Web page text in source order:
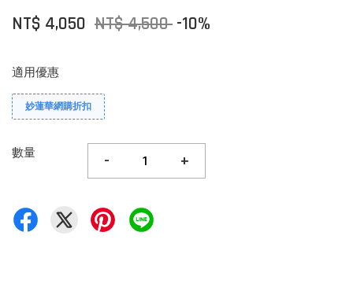
NT$ 4,050 NT$ 4,500 -10%
適用優惠
妙蓮華網購折扣
數量 - +